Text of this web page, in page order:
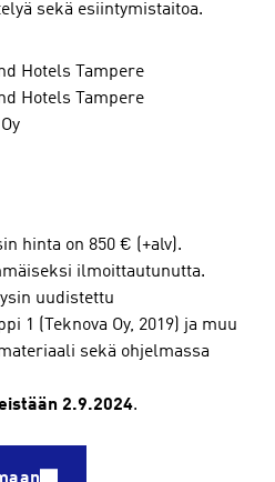
sekä esiintymistaitoa.
Hotels Tampere
Hotels Tampere
hinta on 850 € (+alv).
ilmoittautunutta.
uudistettu
1 (Teknova Oy, 2019) ja muu
sekä ohjelmassa
2.9.2024.